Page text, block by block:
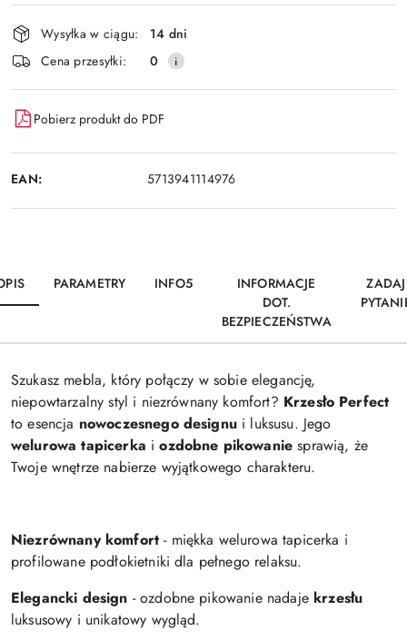
Wyślij
Dostępność
i
dostawa
Wysyłka w ciągu:
14 dni
Cena przesyłki:
0
Pobierz produkt do PDF
EAN: 5713941114976
PARAMETRY INFO5
INFORMACJE
DOT.
BEZPIECZEŃSTWA
ZADAJ
Szukasz mebla, który połączy w sobie elegancję,
niepowtarzalny styl i niezrównany komfort? Krzesło Perfect
to esencja nowoczesnego designui luksusu. Jego
welurowa tapicerka iozdobne pikowanie sprawią, że
Twoje wnętrze nabierze wyjątkowego charakteru.
Niezrównany komfort - miękka welurowa tapicerka i
profilowane podłokietniki dla pełnego relaksu.
Elegancki design - ozdobne pikowanie nadaje krzesłu
luksusowy i unikatowy wygląd.